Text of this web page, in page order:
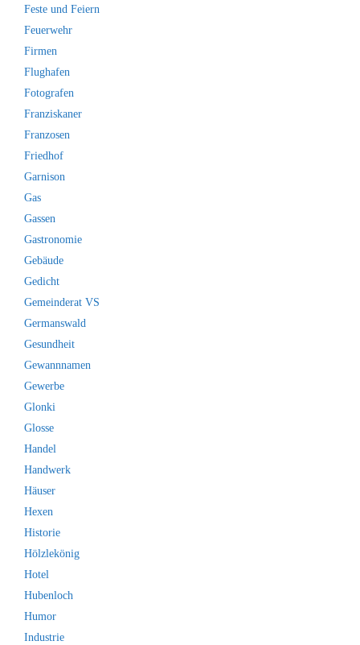
Feste und Feiern
Feuerwehr
Firmen
Flughafen
Fotografen
Franziskaner
Franzosen
Friedhof
Garnison
Gas
Gassen
Gastronomie
Gebäude
Gedicht
Gemeinderat VS
Germanswald
Gesundheit
Gewannnamen
Gewerbe
Glonki
Glosse
Handel
Handwerk
Häuser
Hexen
Historie
Hölzlekönig
Hotel
Hubenloch
Humor
Industrie